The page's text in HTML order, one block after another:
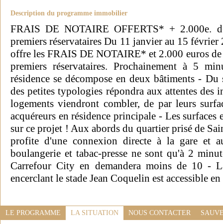
Description du programme immobilier
FRAIS DE NOTAIRE OFFERTS* + 2.000e.
premiers réservataires Du 11 janvier au 15
offre les FRAIS DE NOTAIRE* et 2.000 euros
premiers réservataires. Prochainement à 5
résidence se décompose en deux bâtiments -
des petites typologies répondra aux attentes des
logements viendront combler, de par leurs
acquéreurs en résidence principale - Les
sur ce projet ! Aux abords du quartier prisé de
profite d'une connexion directe à la gare et
boulangerie et tabac-presse ne sont qu'à 2
Carrefour City en demandera moins de 10 -
encerclant le stade Jean Coquelin est accessible
LE PROGRAMME LA SITUATION NOUS CONTACTER